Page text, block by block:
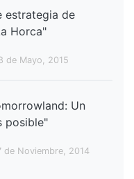
estrategia de
Horca"
de Mayo, 2015
Un
posible"
Noviembre, 2014